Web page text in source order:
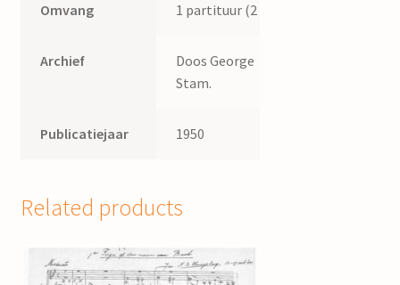
Omvang 1 partituur (2 p.)
Archief
Doos George
Stam.
Publicatiejaar 1950
Related products